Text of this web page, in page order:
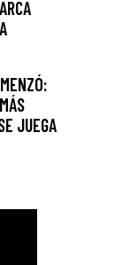
JUEGA